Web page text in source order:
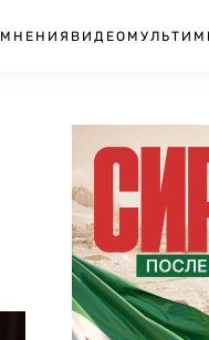
МНЕНИЯ ВИДЕО